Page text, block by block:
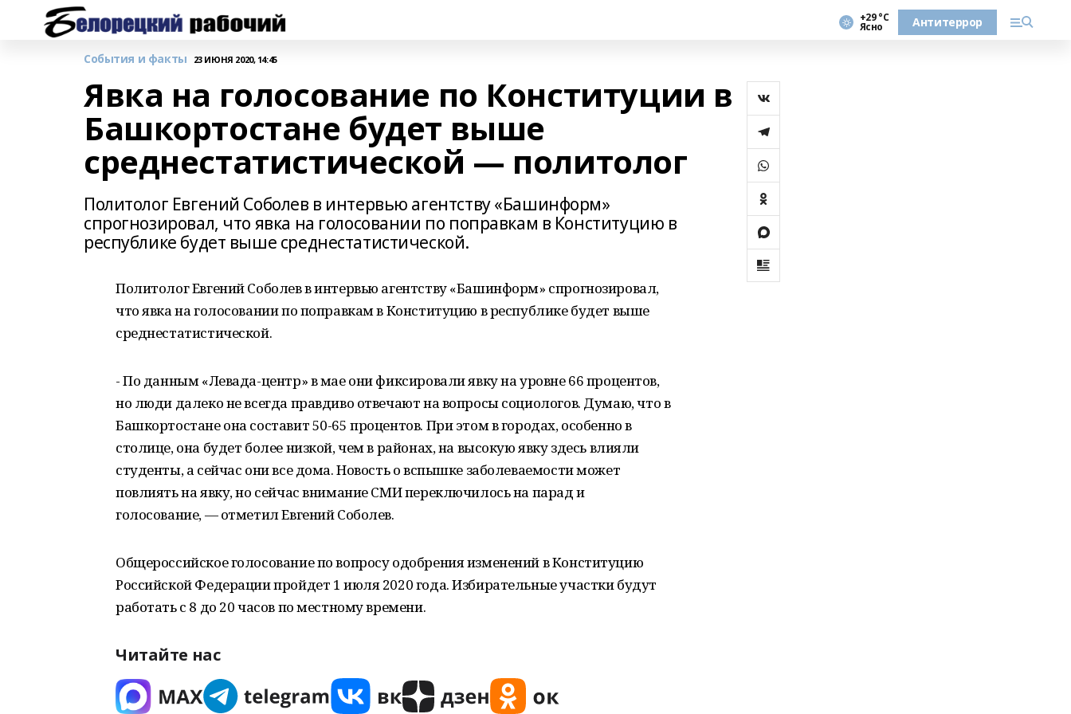
+29 °С
Ясно Антитеррор
События и факты 23 ИЮНЯ 2020, 14:45
Явка на голосование по Конституции в
Башкортостане будет выше
среднестатистической — политолог
Политолог Евгений Соболев в интервью агентству «Башинформ»
спрогнозировал, что явка на голосовании по поправкам в Конституцию в
республике будет выше среднестатистической.
Политолог Евгений Соболев в интервью агентству «Башинформ» спрогнозировал,
что явка на голосовании по поправкам в Конституцию в республике будет выше
среднестатистической.
- По данным «Левада-центр» в мае они фиксировали явку на уровне 66 процентов,
но люди далеко не всегда правдиво отвечают на вопросы социологов. Думаю, что в
Башкортостане она составит 50-65 процентов. При этом в городах, особенно в
столице, она будет более низкой, чем в районах, на высокую явку здесь влияли
студенты, а сейчас они все дома. Новость о вспышке заболеваемости может
повлиять на явку, но сейчас внимание СМИ переключилось на парад и
голосование, — отметил Евгений Соболев.
Общероссийское голосование по вопросу одобрения изменений в Конституцию
Российской Федерации пройдет 1 июля 2020 года. Избирательные участки будут
работать с 8 до 20 часов по местному времени.
Читайте нас